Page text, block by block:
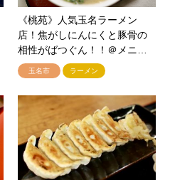
《桃苑》人気玉名ラーメン
店！焦がしにんにくと豚骨の
相性がばつぐん！！＠メニ…
玉名市 ラーメン